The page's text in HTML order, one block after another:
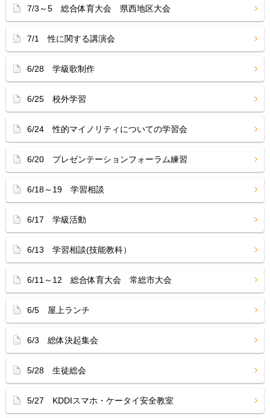
7/3～5 総合体育大会 県西地区大会
7/1 性に関する講演会
6/28 学級歌制作
6/25 校外学習
6/24 性的マイノリティについての学習会
6/20 プレゼンテーションフォーラム練習
6/18～19 学習相談
6/17 学級活動
6/13 学習相談(技能教科）
6/11～12 総合体育大会 常総市大会
6/5 屋上ランチ
6/3 総体決起集会
5/28 生徒総会
5/27 KDDIスマホ・ケータイ安全教室